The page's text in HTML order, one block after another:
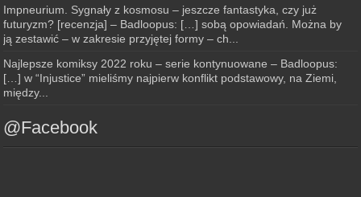
Impneurium. Sygnały z kosmosu – jeszcze fantastyka, czy już
futuryzm? [recenzja] – Badloopus: […] sobą opowiadań. Można by
ją zestawić – w zakresie przyjętej formy – ch...
Najlepsze komiksy 2022 roku – serie kontynuowane – Badloopus:
[…] w “Injustice” mieliśmy najpierw konflikt podstawowy, na Ziemi,
między...
@Facebook